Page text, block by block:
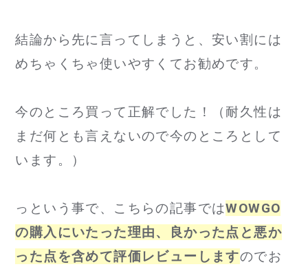
結論から先に言ってしまうと、安い割には
めちゃくちゃ使いやすくてお勧めです。
今のところ買って正解でした！（耐久性は
まだ何とも言えないので今のところとして
います。）
っという事で、こちらの記事ではWOWGO
の購入にいたった理由、良かった点と悪か
った点を含めて評価レビューしますのでお